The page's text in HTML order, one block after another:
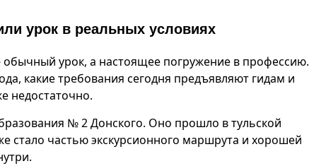
урок в реальных условиях
обычный урок, а настоящее погружение в профессию.
какие требования сегодня предъявляют гидам и
недостаточно.
№ 2 Донского. Оно прошло в тульской
стало частью экскурсионного маршрута и хорошей